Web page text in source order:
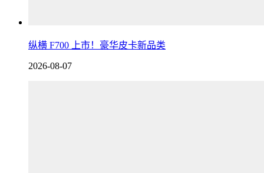
纵横 F700 上市！豪华皮卡新品类
2026-08-07